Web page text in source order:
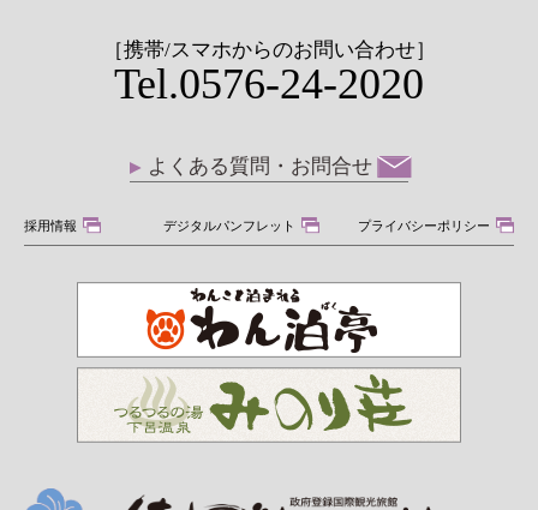
［携帯/スマホからのお問い合わせ］
Tel.0576-24-2020
よくある質問・お問合せ
採用情報 デジタルパンフレット プライバシーポリシー